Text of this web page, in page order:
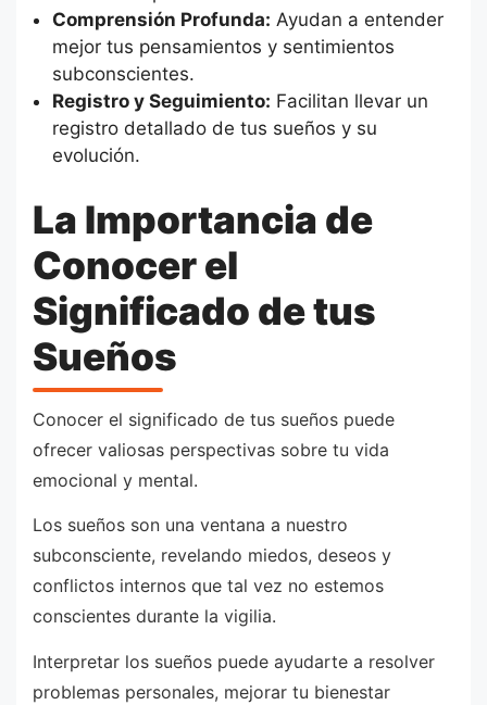
Comprensión Profunda: Ayudan a entender
mejor tus pensamientos y sentimientos
subconscientes.
Registro y Seguimiento: Facilitan llevar un
registro detallado de tus sueños y su
evolución.
La Importancia de
Conocer el
Significado de tus
Sueños
Conocer el significado de tus sueños puede
ofrecer valiosas perspectivas sobre tu vida
emocional y mental.
Los sueños son una ventana a nuestro
subconsciente, revelando miedos, deseos y
conflictos internos que tal vez no estemos
conscientes durante la vigilia.
Interpretar los sueños puede ayudarte a resolver
problemas personales, mejorar tu bienestar